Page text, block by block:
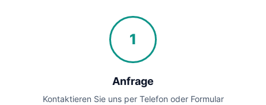
1
Anfrage
Kontaktieren Sie uns per Telefon oder Formular